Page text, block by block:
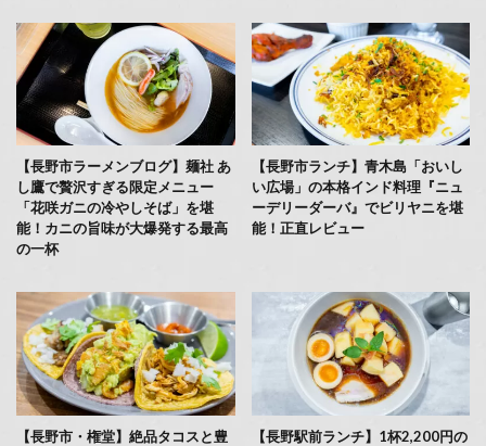
【長野市ラーメンブログ】麺社 あ
し鷹で贅沢すぎる限定メニュー
「花咲ガニの冷やしそば」を堪
能！カニの旨味が大爆発する最高
の一杯
【長野市ランチ】青木島「おいし
い広場」の本格インド料理『ニュ
ーデリーダーバ』でビリヤニを堪
能！正直レビュー
【長野市・権堂】絶品タコスと豊
【長野駅前ランチ】1杯2,200円の